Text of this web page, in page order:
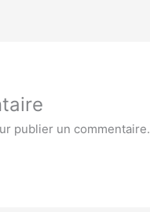
publier un commentaire.